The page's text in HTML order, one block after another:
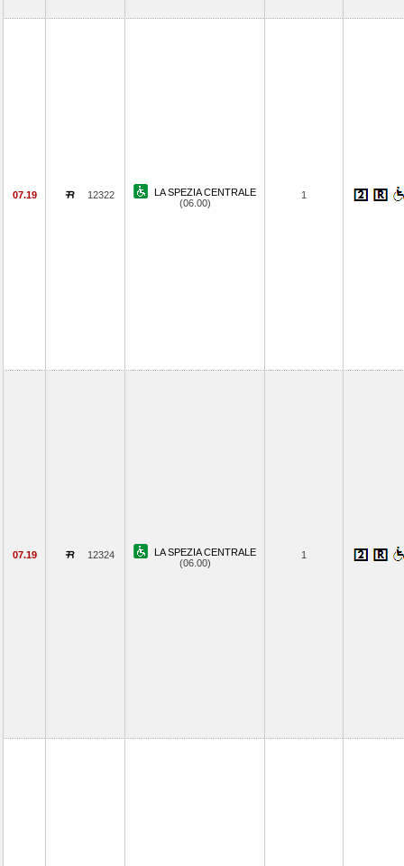
07.19 12322
LA SPEZIA CENTRALE
(06.00)
1
07.19 12324
LA SPEZIA CENTRALE
(06.00)
1